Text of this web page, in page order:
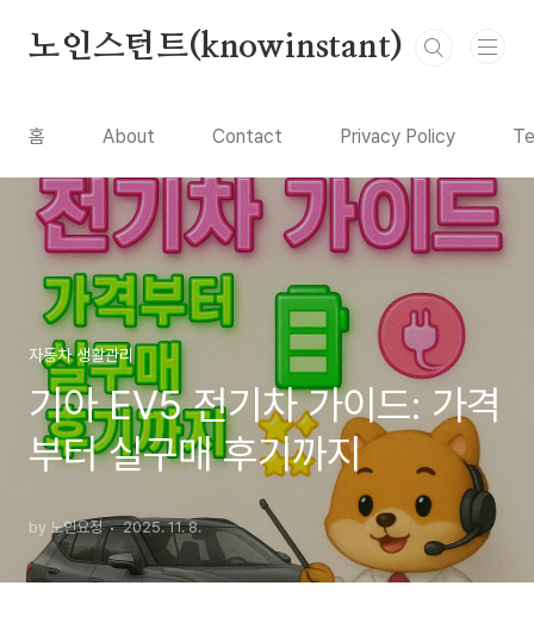
노인스턴트(knowinstant)
홈 About Contact Privacy Policy
자동차 생활관리
기아 EV5 전기차 가이드: 가격
부터 실구매 후기까지
by 노인요정 2025. 11. 8.